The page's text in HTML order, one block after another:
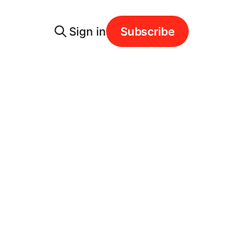
Sign in Subscribe